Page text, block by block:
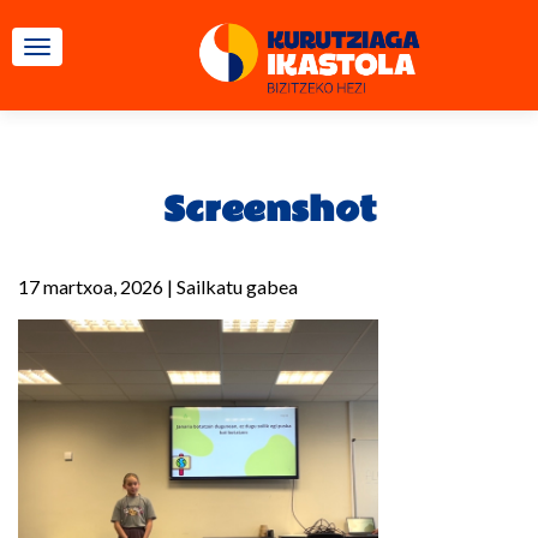
TOGGLE NAVIGATION
Screenshot
17 martxoa, 2026 | Sailkatu gabea